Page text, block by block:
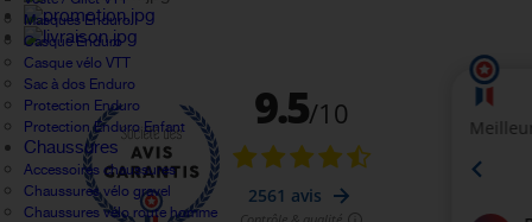
Masques Enduro
Casque Enduro
Casque vélo VTT
Sac à dos Enduro
Protection Enduro
Protection Enduro Enfant
Chaussures
Accessoires chaussures
Chaussures vélo gravel
Chaussures vélo route homme